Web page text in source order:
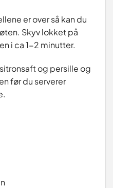
er over så kan du
Skyv lokket på
i ca 1-2 minutter.
og persille og
før du serverer